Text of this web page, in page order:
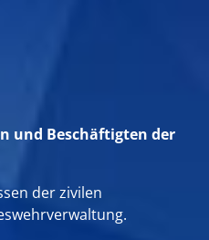
und Beschäftigten der
der zivilen